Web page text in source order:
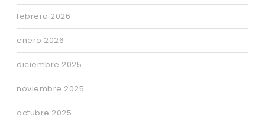
febrero 2026
enero 2026
diciembre 2025
noviembre 2025
octubre 2025